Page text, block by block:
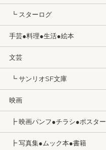
┗ スターログ
手芸●料理●生活●絵本
文芸
┗ サンリオSF文庫
映画
┣ 映画パンフ●チラシ●ポスター
┣ 写真集●ムック本●書籍